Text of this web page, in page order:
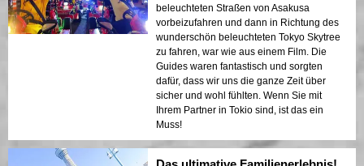
beleuchteten Straßen von Asakusa
vorbeizufahren und dann in Richtung des
wunderschön beleuchteten Tokyo Skytree
zu fahren, war wie aus einem Film. Die
Guides waren fantastisch und sorgten
dafür, dass wir uns die ganze Zeit über
sicher und wohl fühlten. Wenn Sie mit
Ihrem Partner in Tokio sind, ist das ein
Muss!